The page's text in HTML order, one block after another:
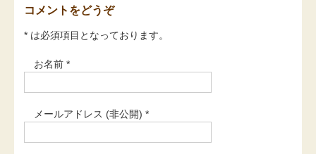
コメントをどうぞ
* は必須項目となっております。
お名前 *
メールアドレス (非公開) *